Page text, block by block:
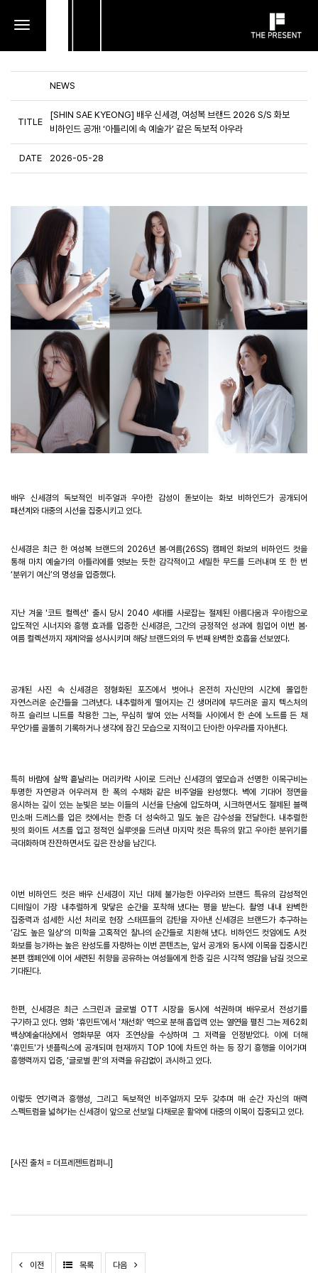
toggle
NEWS
TITLE
[SHIN SAE KYEONG] 배우 신세경, 여성복 브랜드 2026 S/S 화보
비하인드 공개! ‘아틀리에 속 예술가’ 같은 독보적 아우라
DATE 2026-05-28
배우 신세경의 독보적인 비주얼과 우아한 감성이 돋보이는 화보 비하인드가 공개되어
패션계와 대중의 시선을 집중시키고 있다.
신세경은 최근 한 여성복 브랜드의 2026년 봄·여름(26SS) 캠페인 화보의 비하인드 컷을
통해 마치 예술가의 아틀리에를 엿보는 듯한 감각적이고 세밀한 무드를 드러내며 또 한 번
‘분위기 여신’의 명성을 입증했다.
지난 겨울'코트 컬렉션' 출시 당시 2040 세대를 사로잡는 절제된 아름다움과 우아함으로
압도적인 시너지와 흥행 효과를 입증한 신세경은,그간의 긍정적인 성과에 힘입어 이번 봄·
여름 컬렉션까지 재계약을 성사시키며 해당 브랜드와의 두 번째 완벽한 호흡을 선보였다.
공개된 사진 속 신세경은 정형화된 포즈에서 벗어나 온전히 자신만의 시간에 몰입한
자연스러운 순간들을 그려냈다. 내추럴하게 떨어지는 긴 생머리에 부드러운 골지 텍스처의
하프 슬리브 니트를 착용한 그는,무심히 쌓여 있는 서적들 사이에서 한 손에 노트를 든 채
무언가를 골똘히 기록하거나 생각에 잠긴 모습으로 지적이고 단아한 아우라를 자아낸다.
특히 바람에 살짝 흩날리는 머리카락 사이로 드러난 신세경의 옆모습과 선명한 이목구비는
투명한 자연광과 어우러져 한 폭의 수채화 같은 비주얼을 완성했다. 벽에 기대어 정면을
응시하는 깊이 있는 눈빛은 보는 이들의 시선을 단숨에 압도하며
시크하면서도 절제된 블랙
민소매 드레스를 입은 컷에서는 한층 더 성숙하고 밀도 높은 감수성을 전달한다. 내추럴한
핏의 화이트 셔츠를 입고 정적인 실루엣을 드러낸 마지막 컷은 특유의 맑고 우아한 분위기를
극대화하며 잔잔하면서도 깊은 잔상을 남긴다.
이번 비하인드 컷은 배우 신세경이 지닌 대체 불가능한 아우라와 브랜드 특유의 감성적인
디테일이 가장 내추럴하게 맞닿은 순간을 포착해 냈다는 평을 받는다.촬영 내내 완벽한
집중력과 섬세한 시선 처리로 현장 스태프들의 감탄을 자아낸 신세경은 브랜드가 추구하는
‘감도 높은 일상’의 미학을 고혹적인 찰나의 순간들로 치환해 냈다. 비하인드 컷임에도 A컷
화보를 능가하는 높은 완성도를 자랑하는 이번 콘텐츠는 앞서 공개와 동시에 이목을 집중시킨
본편 캠페인에 이어 세련된 취향을 공유하는 여성들에게 한층 깊은 시각적 영감을 남길 것으로
기대된다.
한편 신세경은 최근 스크린과 글로벌 OTT 시장을 동시에 석권하며 배우로서 전성기를
구가하고 있다. 영화'휴민트'에서 '채선화' 역으로 분해 흡입력 있는 열연을 펼친 그는 제 62회
백상예술대상에서 영화부문 여자 조연상을 수상하며 그 저력을 인정받았다. 이에 더해
'휴민트'가 넷플릭스에 공개되며 현재까지 TOP 10에 차트인 하는 등 장기 흥행을 이어가며
흥행력까지 입증 ‘글로벌 퀸’의 저력을 유감없이 과시하고 있다.
이렇듯 연기력과 흥행성
그리고 독보적인 비주얼까지 모두 갖추며 매 순간 자신의 매력
스펙트럼을 넓혀가는 신세경이 앞으로 선보일 다채로운 활약에 대중의 이목이 집중되고 있다.
[사진 출처 = 더프레젠트컴퍼니 ]
이전 목록 다음